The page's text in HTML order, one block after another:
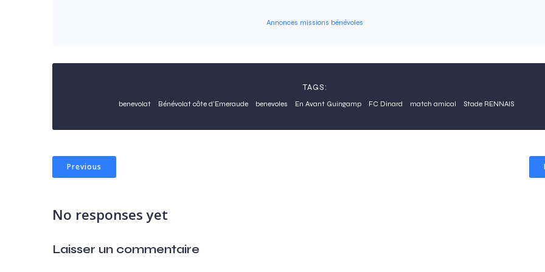
Annonces missions bénévoles
TAGS:
benevolat Bénévolat côte d'Emeraude benevoles En Avant Guingamp FC Dinard match amical Stade RENNAIS
Previous
No responses yet
Laisser un commentaire